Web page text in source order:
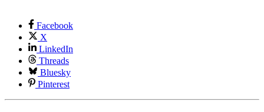
Facebook
X
LinkedIn
Threads
Bluesky
Pinterest